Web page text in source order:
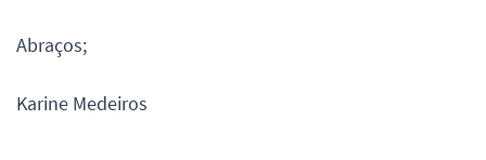
Abraços;
Karine Medeiros